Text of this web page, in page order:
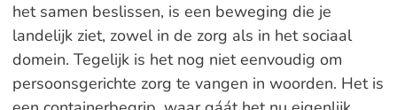
het samen beslissen, is een beweging die je
landelijk ziet, zowel in de zorg als in het sociaal
domein. Tegelijk is het nog niet eenvoudig om
persoonsgerichte zorg te vangen in woorden. Het is